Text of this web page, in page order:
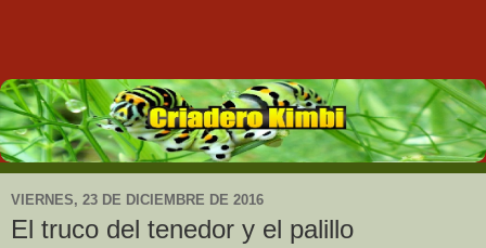
VIERNES, 23 DE DICIEMBRE DE 2016
El truco del tenedor y el palillo